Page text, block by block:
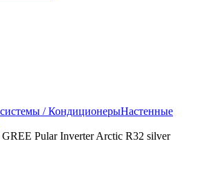
/ КондиционерыНастенные
Pular Inverter Arctic R32 silver